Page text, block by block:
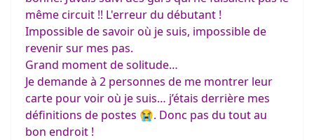
même circuit !! L'erreur du débutant !
Impossible de savoir où je suis, impossible de
revenir sur mes pas.
Grand moment de solitude…
Je demande à 2 personnes de me montrer leur
carte pour voir où je suis… j’étais derrière mes
définitions de postes 😭. Donc pas du tout au
bon endroit !